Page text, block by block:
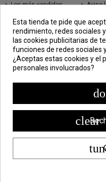
Los más vendidos
Aviso
Pago
CONTÁCTENOS
CDV - Componentes Diesel Vidal
998 304 695 | 988 338 835
Esta tienda te pide que
rendimiento, redes sociales
las cookies publicitarias de
funciones de redes sociales
¿Aceptas estas cookies y el
personales involucrados?
clear